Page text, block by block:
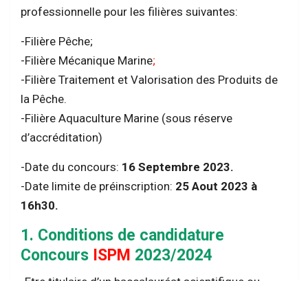
professionnelle pour les filières suivantes:
-Filière Pêche;
-Filière Mécanique Marine;
-Filière Traitement et Valorisation des Produits de
la Pêche.
-Filière Aquaculture Marine (sous réserve
d’accréditation)
-Date du concours: 16 Septembre 2023.
-Date limite de préinscription: 25 Aout 2023 à
16h30.
1. Conditions de candidature
Concours ISPM 2023/2024